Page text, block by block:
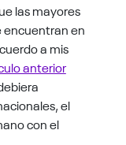
las mayores
encuentran en
a mis
anterior
el
con el